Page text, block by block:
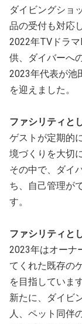
ダイビングショ
品の受付も対応
2022年TVドラ
供、ダイバーへ
2023年代表が池
を迎えました。
ファシリティと
ゲストが定期的
境づくりを大切
その中で、ダイ
ち、自己管理が
す。
ファシリティと
2023年はオーナ
てくれた既存の
を目指しています
新たに、ダイビ
人、ペット同伴